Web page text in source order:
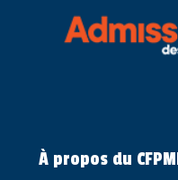
À propos du